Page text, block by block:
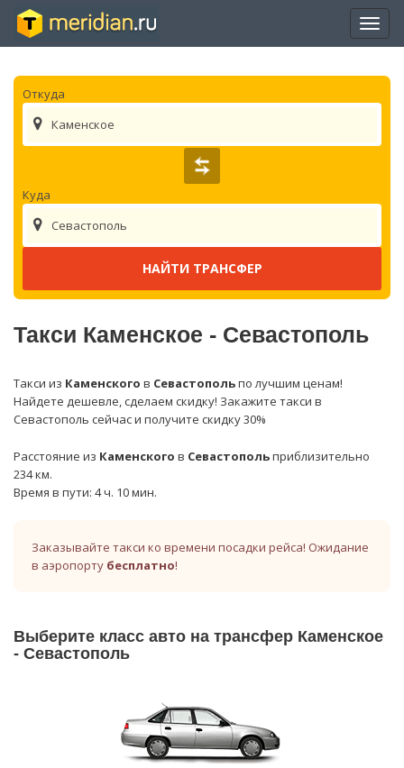
Откуда
Каменское
Куда
Севастополь
Такси Каменское - Севастополь
Такси из Каменского в Севастопольпо лучшим ценам!
Найдете дешевле, сделаем скидку! Закажите такси в
Севастополь сейчас и получите скидку 30%
Расстояние из Каменского в Севастопольприблизительно
234 км.
Время в пути: 4 ч. 10 мин.
Заказывайте такси ко времени посадки рейса! Ожидание
в аэропорту бесплатно!
Выберите класс авто на трансфер Каменское
- Севастополь